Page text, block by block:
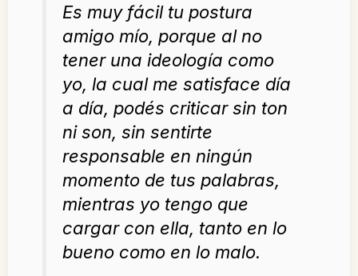
Es muy fácil tu postura
amigo mío, porque al no
tener una ideología como
yo, la cual me satisface día
a día, podés criticar sin ton
ni son, sin sentirte
responsable en ningún
momento de tus palabras,
mientras yo tengo que
cargar con ella, tanto en lo
bueno como en lo malo.